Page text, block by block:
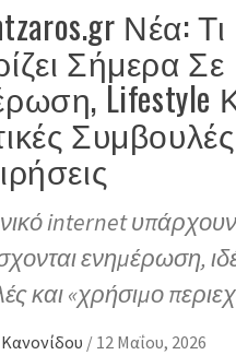
Νέα: Τι
Σήμερα Σε
Lifestyle
internet
ενημέρωση,
και «χρήσιμο
/ 12 Μαΐου, 2026